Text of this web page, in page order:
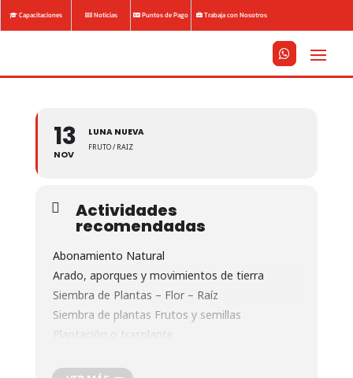
Capacitaciones Noticias Puntos de Pago Trabaja con Nosotros



13
NOV
LUNA NUEVA
FRUTO / RAIZ
Actividades
recomendadas
Abonamiento Natural
Arado, aporques y movimientos de tierra
Siembra de Plantas – Flor – Raíz
Siembra de plantas Frutos y semillas
Plantación o trasplante
Cosecha de hojas, flores y frutos